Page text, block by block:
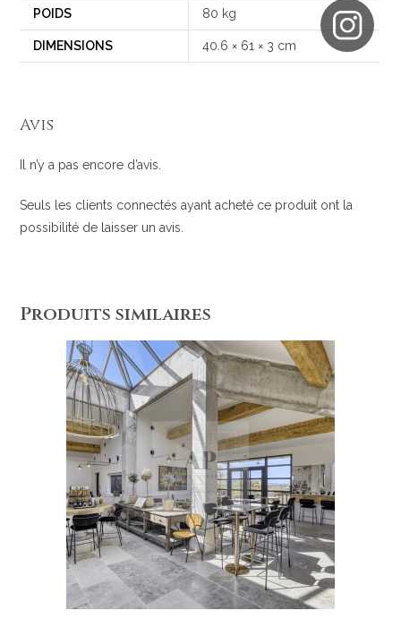
POIDS 80 kg
DIMENSIONS 40.6 × 61 × 3 cm
Avis
Il n’y a pas encore d’avis.
Seuls les clients connectés ayant acheté ce produit ont la
possibilité de laisser un avis.
Produits similaires